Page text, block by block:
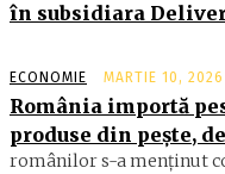
în subsidiara
ECONOMIE MARTIE 10, 2026
România importă
produse din peşte,
ro­mâ­nilor s-a menţinut